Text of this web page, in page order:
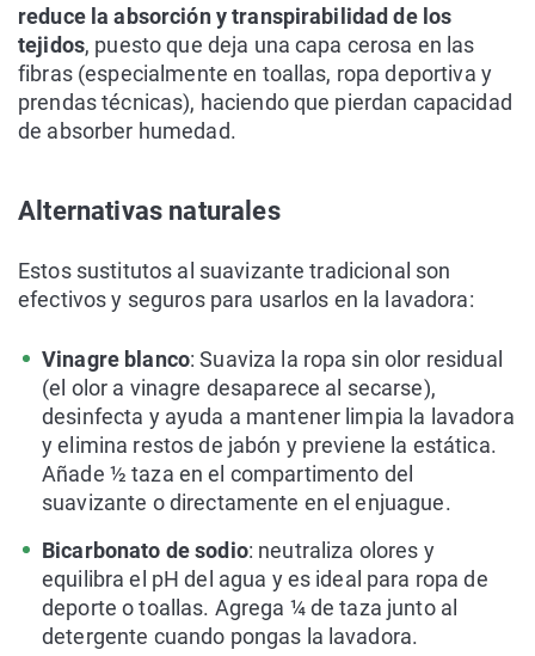
reduce la absorción y transpirabilidad de los
tejidos, puesto que deja una capa cerosa en las
fibras (especialmente en toallas, ropa deportiva y
prendas técnicas), haciendo que pierdan capacidad
de absorber humedad.
Alternativas naturales
Estos sustitutos al suavizante tradicional son
efectivos y seguros para usarlos en la lavadora:
Vinagre blanco: Suaviza la ropa sin olor residual
(el olor a vinagre desaparece al secarse),
desinfecta y ayuda a mantener limpia la lavadora
y elimina restos de jabón y previene la estática.
Añade ½ taza en el compartimento del
suavizante o directamente en el enjuague.
Bicarbonato de sodio: neutraliza olores y
equilibra el pH del agua y es ideal para ropa de
deporte o toallas. Agrega ¼ de taza junto al
detergente cuando pongas la lavadora.